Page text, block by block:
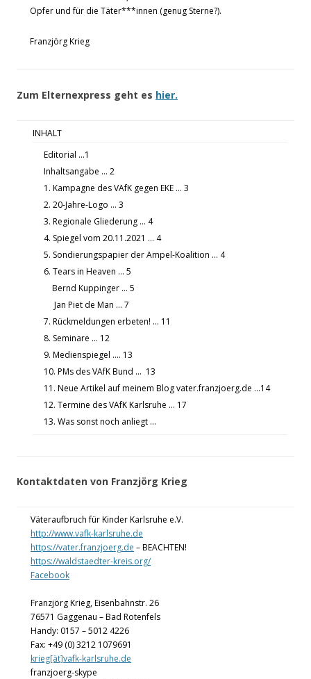
Opfer und für die Täter***innen (genug Sterne?).
Franzjörg Krieg
Zum Elternexpress geht es hier.
INHALT
Editorial …1
Inhaltsangabe … 2
1. Kampagne des VAfK gegen EKE … 3
2. 20-Jahre-Logo … 3
3. Regionale Gliederung … 4
4. Spiegel vom 20.11.2021 … 4
5. Sondierungspapier der Ampel-Koalition … 4
6. Tears in Heaven … 5
Bernd Kuppinger … 5
Jan Piet de Man … 7
7. Rückmeldungen erbeten! … 11
8. Seminare … 12
9. Medienspiegel …. 13
10. PMs des VAfK Bund … 13
11. Neue Artikel auf meinem Blog vater.franzjoerg.de …14
12. Termine des VAfK Karlsruhe … 17
13. Was sonst noch anliegt …
Kontaktdaten von Franzjörg Krieg
Väteraufbruch für Kinder Karlsruhe e.V.
http://www.vafk-karlsruhe.de
https://vater.franzjoerg.de – BEACHTEN!
https://waldstaedter-kreis.org/
Facebook
Franzjörg Krieg, Eisenbahnstr. 26
76571 Gaggenau – Bad Rotenfels
Handy: 0157 – 5012 4226
Fax: +49 (0) 3212 1079691
krieg[ät]vafk-karlsruhe.de
franzjoerg-skype